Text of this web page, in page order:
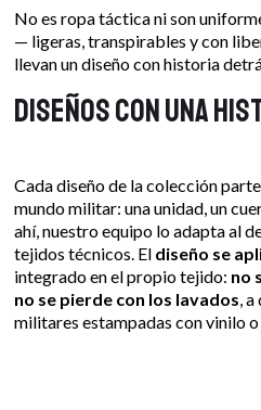
No es ropa táctica ni son
— ligeras, transpirables y con
llevan un diseño con historia
Diseños con una
Cada diseño de la colección
mundo militar: una unidad, un
ahí, nuestro equipo lo adapta al
tejidos técnicos. El diseño se
integrado en el propio tejido: no
no se pierde con los lavados ,
militares estampadas con vinilo